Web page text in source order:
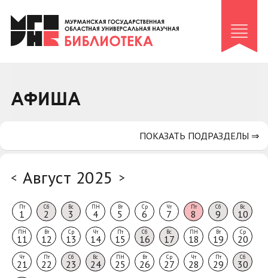
Клуб «Гиря и сельдерей»
Клуб «Семейный архив»
Коллегам
АФИША
< Август 2025 >
Пт
1
Сб
2
Вс
3
ПН
4
Вт
5
Ср
6
Чт
7
Пт
8
Сб
9
Вс
10
ПН
11
Вт
12
Ср
13
Чт
14
Пт
15
Сб
16
Вс
17
ПН
18
Вт
19
Ср
20
Чт
21
Пт
22
Сб
23
Вс
24
ПН
25
Вт
26
Ср
27
Чт
28
Пт
29
Сб
30
ПОКАЗАТЬ ПОДРАЗДЕЛЫ ⇒